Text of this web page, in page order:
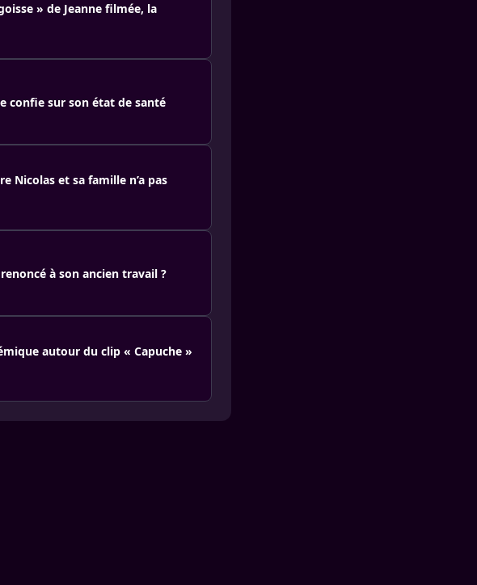
» de Jeanne filmée, la
confie sur son état de santé
Nicolas et sa famille n’a pas
à son ancien travail ?
autour du clip « Capuche »